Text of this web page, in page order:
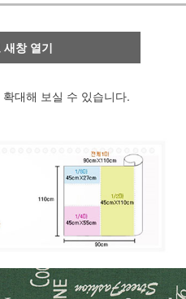
새창 열기
대해 보실 수 있습니다.